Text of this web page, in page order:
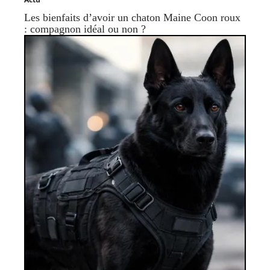
Les bienfaits d’avoir un chaton Maine Coon roux
: compagnon idéal ou non ?